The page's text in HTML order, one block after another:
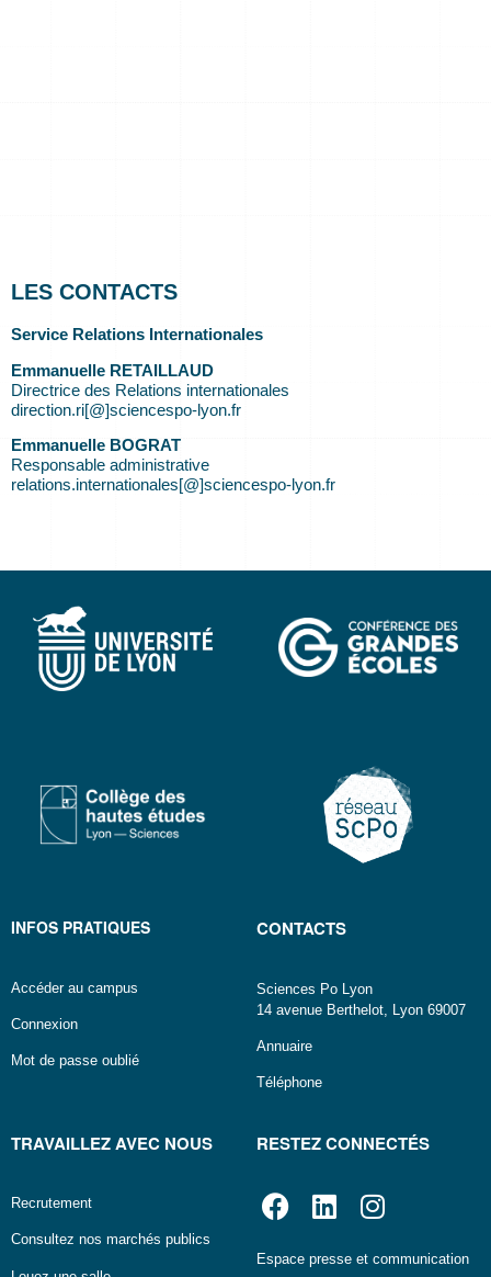
LES CONTACTS
Service Relations Internationales
Emmanuelle RETAILLAUD
Directrice des Relations internationales
direction.ri[@]sciencespo-lyon.fr
Emmanuelle BOGRAT
Responsable administrative
relations.internationales[@]sciencespo-lyon.fr
INFOS PRATIQUES
Accéder au campus
Connexion
Mot de passe oublié
CONTACTS
Sciences Po Lyon
14 avenue Berthelot, Lyon 69007
Annuaire
Téléphone
TRAVAILLEZ AVEC NOUS
Recrutement
Consultez nos marchés publics
RESTEZ CONNECTÉS
Espace presse et communication